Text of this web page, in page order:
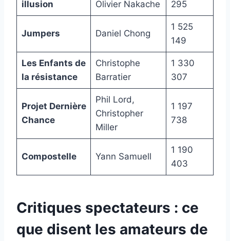
illusion Olivier Nakache 295
Jumpers Daniel Chong
1 525
149
Les Enfants de
la résistance
Christophe
Barratier
1 330
307
Projet Dernière
Chance
Phil Lord,
Christopher
Miller
1 197
738
Compostelle Yann Samuell
1 190
403
Critiques spectateurs : ce
que disent les amateurs de